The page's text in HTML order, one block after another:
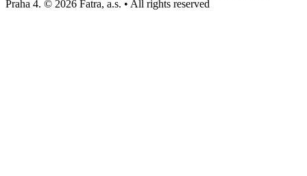
Praha 4. © 2026 Fatra, a.s. • All rights reserved